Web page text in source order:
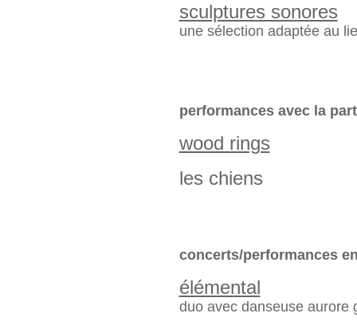
sculptures sonores
une sélection adaptée au
performances avec la
wood rings
les chiens
concerts/performances
élémental
duo avec danseuse aurore